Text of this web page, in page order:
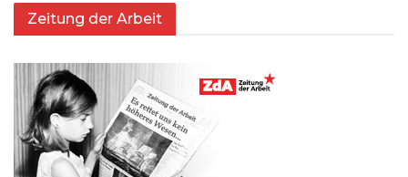
Zeitung der Arbeit